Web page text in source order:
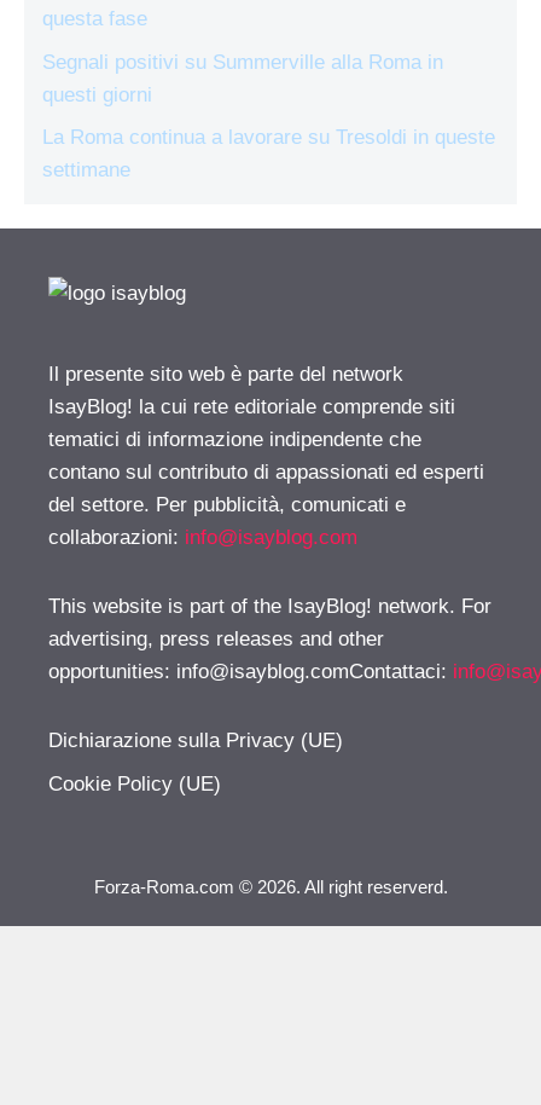
questa fase
Segnali positivi su Summerville alla Roma in
questi giorni
La Roma continua a lavorare su Tresoldi in queste
settimane
Il presente sito web è parte del network
IsayBlog! la cui rete editoriale comprende siti
tematici di informazione indipendente che
contano sul contributo di appassionati ed esperti
del settore. Per pubblicità, comunicati e
collaborazioni: info@isayblog.com
This website is part of the IsayBlog! network. For
advertising, press releases and other
opportunities: info@isayblog.comContattaci:
Dichiarazione sulla Privacy (UE)
Cookie Policy (UE)
Forza-Roma.com © 2026. All right reserverd.